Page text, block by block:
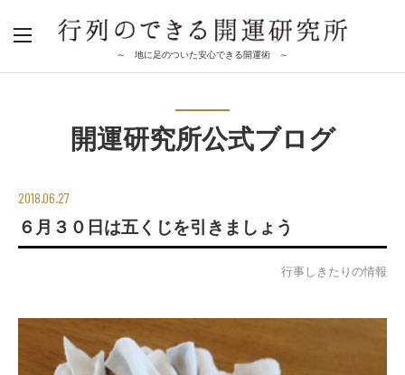
～ 地に足のついた安心できる開運術 ～
開運研究所公式ブログ
2018.06.27
６月３０日は五くじを引きましょう
行事しきたりの情報